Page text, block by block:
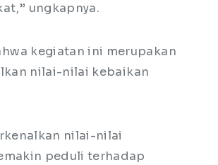
ungkapnya.
kegiatan ini merupakan
nilai-nilai kebaikan
nilai-nilai
peduli terhadap